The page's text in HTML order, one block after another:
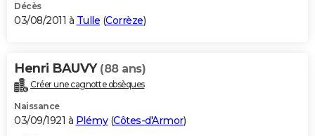
Décès
03/08/2011 à Tulle (Corrèze)
Henri BAUVY (88 ans)
Créer une cagnotte obsèques
Naissance
03/09/1921 à Plémy(Côtes-d'Armor)